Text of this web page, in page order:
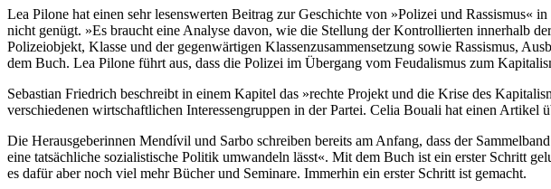
Lea Pilone hat einen sehr lesenswerten Beitrag zur Geschichte von »Polizei und Rassismus«
nicht genügt. »Es braucht eine Analyse davon, wie die Stellung der Kontrollierten innerhalb
Polizeiobjekt, Klasse und der gegenwärtigen Klassenzusammensetzung sowie Rassismus,
dem Buch. Lea Pilone führt aus, dass die Polizei im Übergang vom Feudalismus zum
Sebastian Friedrich beschreibt in einem Kapitel das »rechte Projekt und die Krise des
verschiedenen wirtschaftlichen Interessengruppen in der Partei. Celia Bouali hat einen
Die Herausgeberinnen Mendívil und Sarbo schreiben bereits am Anfang, dass der
eine tatsächliche sozialistische Politik umwandeln lässt«. Mit dem Buch ist ein erster Schritt
es dafür aber noch viel mehr Bücher und Seminare. Immerhin ein erster Schritt ist gemacht.